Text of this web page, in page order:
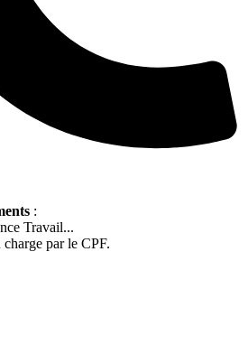
:
Travail...
par le CPF.